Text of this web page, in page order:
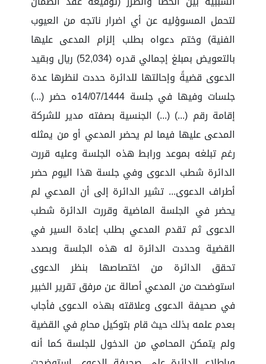
لتحمل المسوؤليه عن أي اضرار ناتجه من العيوب
الفنية) وختم دعواه بطلب إلزام المدعى عليها
بالتعويض بمبلغ إجمالي قدره (52,034) ريال وبقيد
الدعوى قضيةً وإحالتها للدائرة حددت لنظرها عدة
جلسات وفيها في جلسة 14/07/1444ه حضر (...)
إقامة رقم (...) (...) الجنسية بصفته مدير للشركة
المدعى عليها فيما لم يحضر المدعي أو من يمثله
رغم تبلغه بموعد ورابط هذه الجلسة وعليه قررت
الدائرة شطب الدعوى وفي جلسة هذا اليوم حضر
أطراف الدعوى... تشير الدائرة إلى أن المدعي لم
يحضر في الجلسة الماضية وقررت الدائرة شطب
الدعوى ثم تقدم المدعي بطلب إعادة السير في
القضية وحددت الدائرة له هذه الجلسة وبصدد
تحقق الدائرة من اختصاصها بنظر الدعوى
استوضحت من المدعي أصالة عن مرفق تقرير الخبير
في صحيفة الدعوى وعلاقته بهذه الدعوى فأجاب
بعدم علمه بذلك حيث قام بتوكيل محامٍ في القضية
ولم يتمكن المحامي من الدخول للجلسة كما أنه